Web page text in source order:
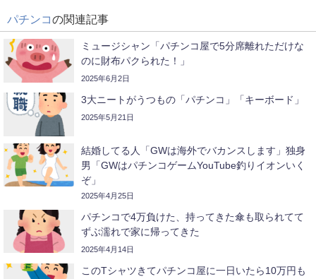
パチンコの関連記事
ミュージシャン「パチンコ屋で5分席離れただけな
のに財布パクられた！」
2025年6月2日
3大ニートがうつもの「パチンコ」「キーボード」
2025年5月21日
結婚してる人「GWは海外でバカンスします」独身
男「GWはパチンコゲームYouTube釣りイオンいく
ぞ」
2025年4月25日
パチンコで4万負けた、持ってきた傘も取られてて
ずぶ濡れで家に帰ってきた
2025年4月14日
このTシャツきてパチンコ屋に一日いたら10万円も